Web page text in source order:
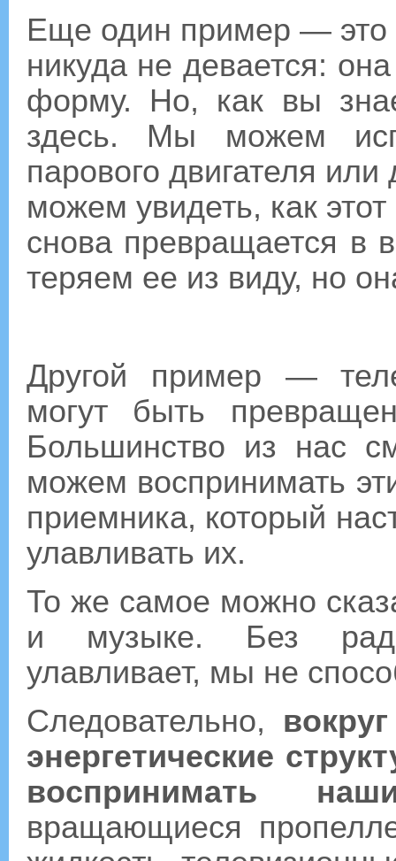
Еще один пример — это
никуда не девается:
форму. Но, как вы
здесь. Мы можем
парового двигателя
можем увидеть, как
снова превращается в
теряем ее из виду, но
Другой пример —
могут быть
Большинство из нас
можем воспринимать
приемника, который
улавливать их.
То же самое можно
и музыке. Без
улавливает, мы не
Следовательно,
энергетические
воспринимать
вращающиеся